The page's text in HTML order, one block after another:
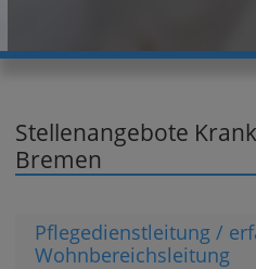
Stellenangebote
Bremen
Pflegedienstleitung /
Wohnbereichsleitung